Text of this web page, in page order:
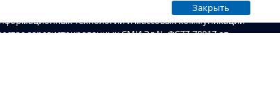
зарегистрирован Федеральной службой по надзору в
технологий и массовых коммуникаций
зарегистрированных СМИ Эл № ФС77-78017 от
Закрыть